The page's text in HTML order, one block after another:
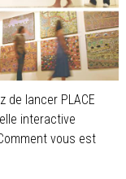
de lancer PLACE
interactive
vous est